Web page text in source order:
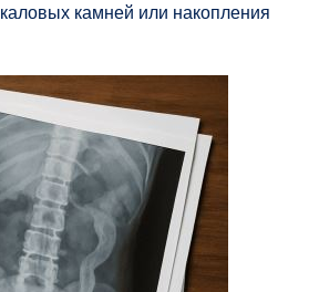
камней или накопления